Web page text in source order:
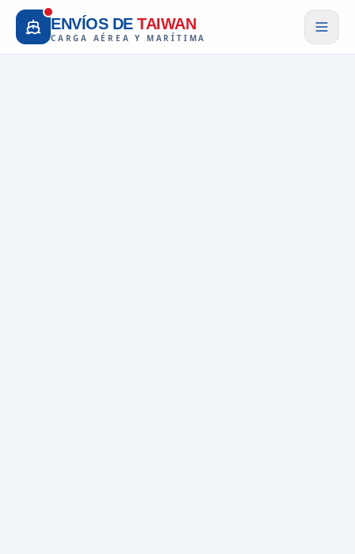
ENVÍOS DE TAIWAN
CARGA AÉREA Y MARÍTIMA